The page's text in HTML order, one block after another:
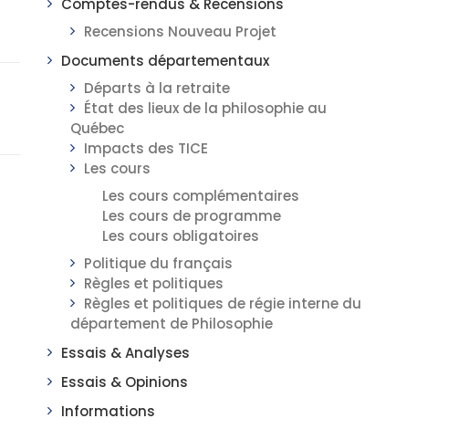
Comptes-rendus & Recensions
Recensions Nouveau Projet
Documents départementaux
Départs à la retraite
État des lieux de la philosophie au
Québec
Impacts des TICE
Les cours
Les cours complémentaires
Les cours de programme
Les cours obligatoires
Politique du français
Règles et politiques
Règles et politiques de régie interne du
département de Philosophie
Essais & Analyses
Essais & Opinions
Informations